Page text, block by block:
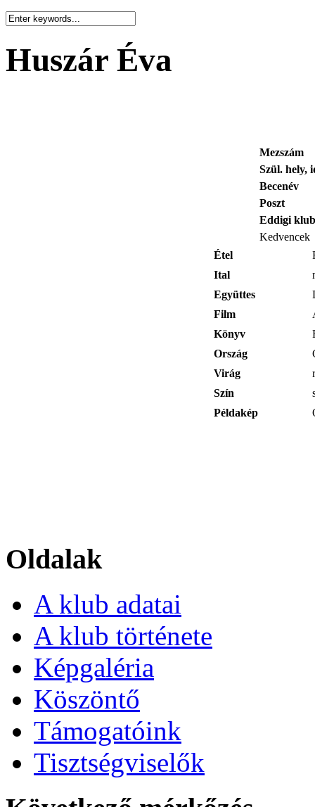
Huszár Éva
Mezszám
Szül. hely,
Becenév
Poszt
Eddigi
Kedvencek
Étel
Ital
Együttes
Film
Könyv
Ország
Virág
Szín
Példakép
Oldalak
A klub adatai
A klub története
Képgaléria
Köszöntő
Támogatóink
Tisztségviselők